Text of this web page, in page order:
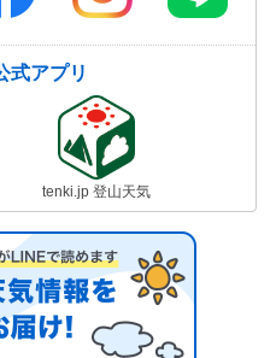
式アプリ
tenki.jp 登山天気